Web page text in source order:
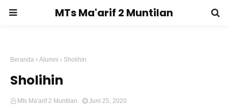
MTs Ma'arif 2 Muntilan
Beranda Alumni Sholihin
Sholihin
Mts Ma'arif 2 Muntilan Juni 25, 2020